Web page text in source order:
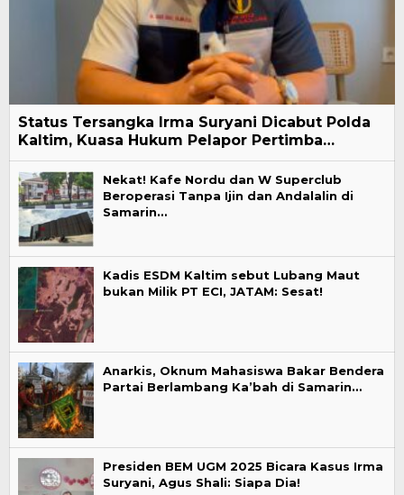
Status Tersangka Irma Suryani Dicabut Polda
Kaltim, Kuasa Hukum Pelapor Pertimba…
Nekat! Kafe Nordu dan W Superclub
Beroperasi Tanpa Ijin dan Andalalin di
Samarin…
Kadis ESDM Kaltim sebut Lubang Maut
bukan Milik PT ECI, JATAM: Sesat!
Anarkis, Oknum Mahasiswa Bakar Bendera
Partai Berlambang Ka’bah di Samarin…
Presiden BEM UGM 2025 Bicara Kasus Irma
Suryani, Agus Shali: Siapa Dia!